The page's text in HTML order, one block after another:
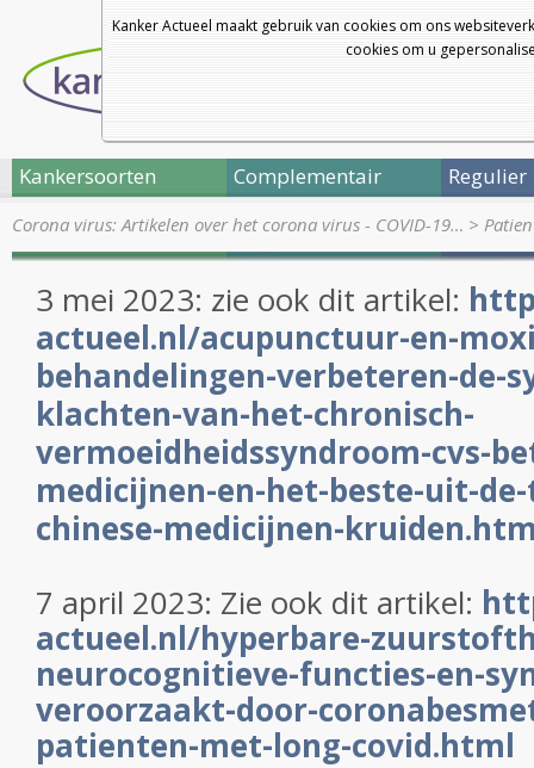
Kanker Actueel maakt gebruik van cookies om ons
cookies om u
Kankersoorten Complementair Regulier
Corona virus: Artikelen over het corona virus - COVID-19… >
3 mei 2023: zie ook dit artikel:
actueel.nl/acupunctuur-en-
behandelingen-verbeteren-de-
klachten-van-het-chronisch-
vermoeidheidssyndroom-cvs-
medicijnen-en-het-beste-uit-
chinese-medicijnen-
7 april 2023: Zie ook dit artikel:
actueel.nl/hyperbare-
neurocognitieve-functies-en-
veroorzaakt-door-
patienten-met-long-covid.html